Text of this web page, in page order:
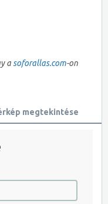
a soforallas.com-on
megtekintése